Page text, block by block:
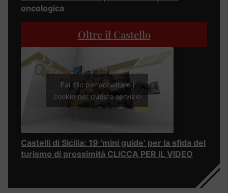
oncologica
Oltre il Castello
Fai clic per accettare i
cookie per questo servizio
Castelli di Sicilia: 19 ‘mini guide’ per la sfida del
turismo di prossimità CLICCA PER IL VIDEO